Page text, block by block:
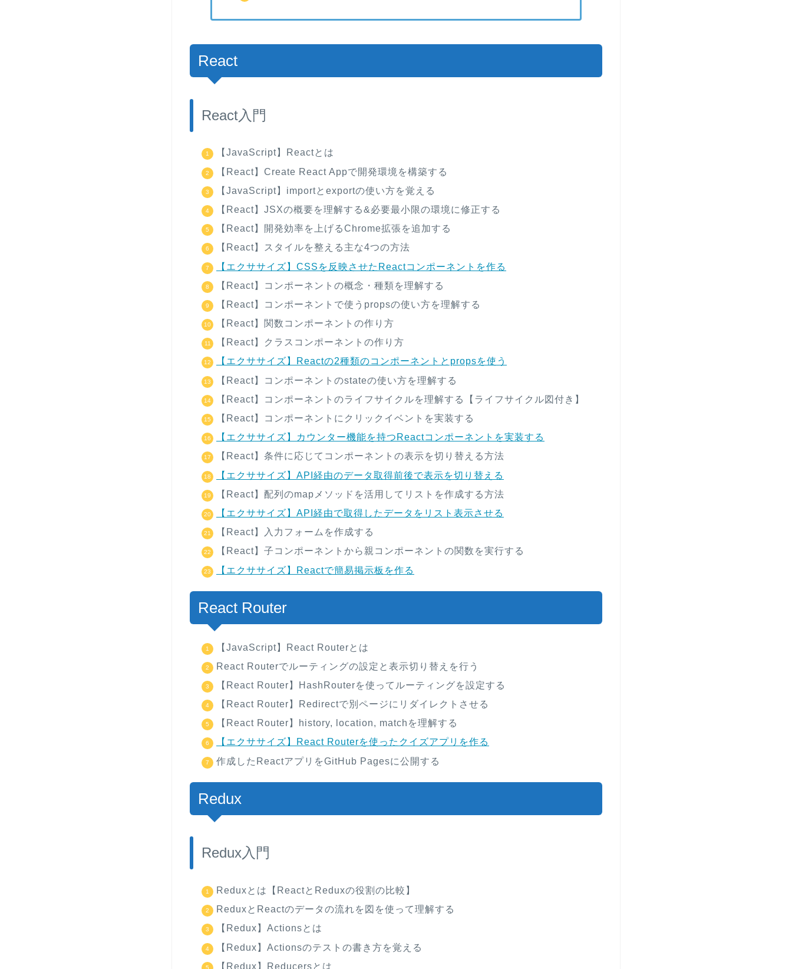
React
React入門
【JavaScript】Reactとは
【React】Create React Appで開発環境を構築する
【JavaScript】importとexportの使い方を覚える
【React】JSXの概要を理解する&必要最小限の環境に修正する
【React】開発効率を上げるChrome拡張を追加する
【React】スタイルを整える主な4つの方法
【エクササイズ】CSSを反映させたReactコンポーネントを作る
【React】コンポーネントの概念・種類を理解する
【React】コンポーネントで使うpropsの使い方を理解する
【React】関数コンポーネントの作り方
【React】クラスコンポーネントの作り方
【エクササイズ】Reactの2種類のコンポーネントとpropsを使う
【React】コンポーネントのstateの使い方を理解する
【React】コンポーネントのライフサイクルを理解する【ライフサイクル図付き】
【React】コンポーネントにクリックイベントを実装する
【エクササイズ】カウンター機能を持つReactコンポーネントを実装する
【React】条件に応じてコンポーネントの表示を切り替える方法
【エクササイズ】API経由のデータ取得前後で表示を切り替える
【React】配列のmapメソッドを活用してリストを作成する方法
【エクササイズ】API経由で取得したデータをリスト表示させる
【React】入力フォームを作成する
【React】子コンポーネントから親コンポーネントの関数を実行する
【エクササイズ】Reactで簡易掲示板を作る
React Router
【JavaScript】React Routerとは
React Routerでルーティングの設定と表示切り替えを行う
【React Router】HashRouterを使ってルーティングを設定する
【React Router】Redirectで別ページにリダイレクトさせる
【React Router】history, location, matchを理解する
【エクササイズ】React Routerを使ったクイズアプリを作る
作成したReactアプリをGitHub Pagesに公開する
Redux
Redux入門
Reduxとは【ReactとReduxの役割の比較】
ReduxとReactのデータの流れを図を使って理解する
【Redux】Actionsとは
【Redux】Actionsのテストの書き方を覚える
【Redux】Reducersとは